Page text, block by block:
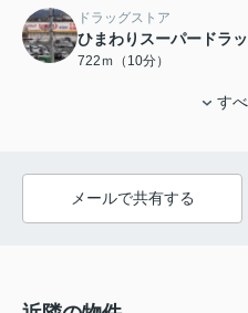
ドラッグストア
ひまわりスーパードラ
722ｍ（10分）
す
メールで共有する